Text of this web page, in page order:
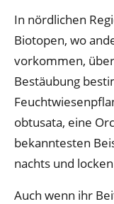
In nördlichen
Biotopen, wo
vorkommen,
Bestäubung
obtusata, eine
bekanntesten
nachts und
Auch wenn ihr